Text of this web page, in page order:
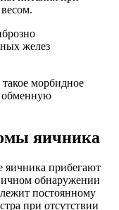
желез
морбидное
обменную
яичника
яичника прибегают
обнаружении
постоянному
при отсутствии